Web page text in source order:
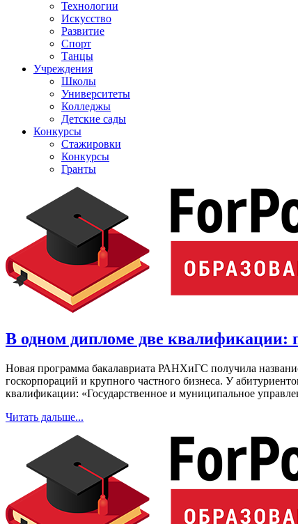
Технологии
Искусство
Развитие
Спорт
Танцы
Учреждения
Школы
Университеты
Колледжы
Детские сады
Конкурсы
Стажировки
Конкурсы
Гранты
В одном дипломе две
Новая программа бакалавриата РАНХиГС получила
госкорпораций и крупного частного бизнеса. У
квалификации: «Государственное и муниципальное
Читать дальше...